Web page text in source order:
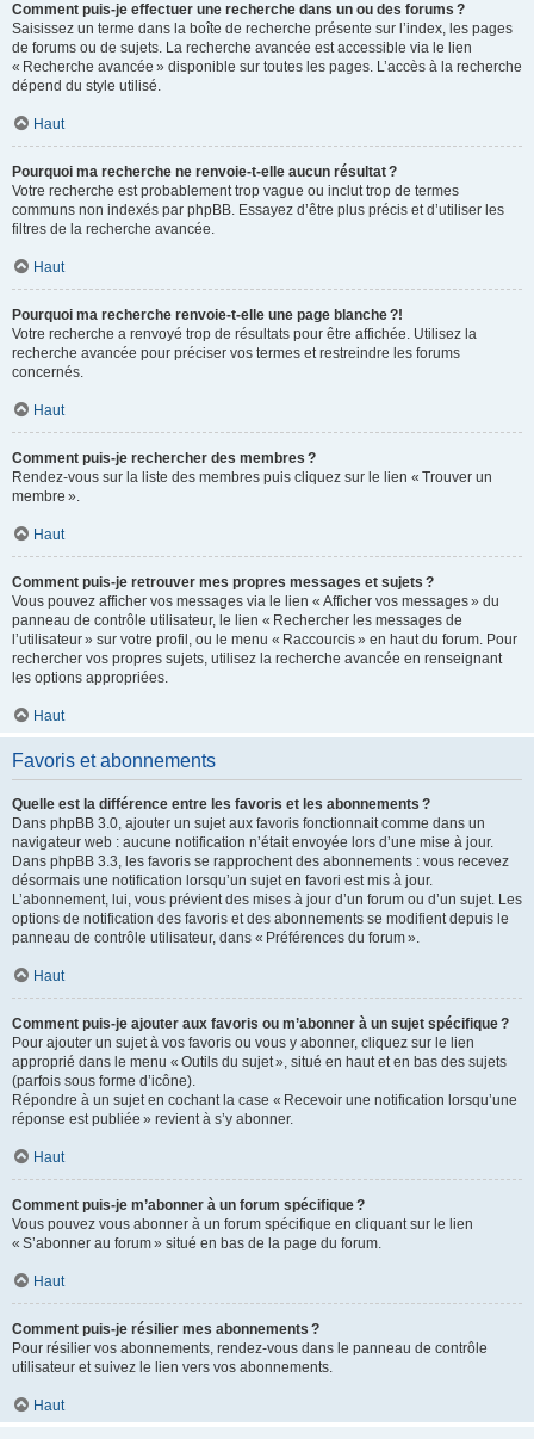
Comment puis-je effectuer une recherche dans un ou des forums ?
Saisissez un terme dans la boîte de recherche présente sur l’index, les pages
de forums ou de sujets. La recherche avancée est accessible via le lien
« Recherche avancée » disponible sur toutes les pages. L’accès à la recherche
dépend du style utilisé.
Haut
Pourquoi ma recherche ne renvoie-t-elle aucun résultat ?
Votre recherche est probablement trop vague ou inclut trop de termes
communs non indexés par phpBB. Essayez d’être plus précis et d’utiliser les
filtres de la recherche avancée.
Haut
Pourquoi ma recherche renvoie-t-elle une page blanche ?!
Votre recherche a renvoyé trop de résultats pour être affichée. Utilisez la
recherche avancée pour préciser vos termes et restreindre les forums
concernés.
Haut
Comment puis-je rechercher des membres ?
Rendez-vous sur la liste des membres puis cliquez sur le lien « Trouver un
membre ».
Haut
Comment puis-je retrouver mes propres messages et sujets ?
Vous pouvez afficher vos messages via le lien « Afficher vos messages » du
panneau de contrôle utilisateur, le lien « Rechercher les messages de
l’utilisateur » sur votre profil, ou le menu « Raccourcis » en haut du forum. Pour
rechercher vos propres sujets, utilisez la recherche avancée en renseignant
les options appropriées.
Haut
Favoris et abonnements
Quelle est la différence entre les favoris et les abonnements ?
Dans phpBB 3.0, ajouter un sujet aux favoris fonctionnait comme dans un
navigateur web : aucune notification n’était envoyée lors d’une mise à jour.
Dans phpBB 3.3, les favoris se rapprochent des abonnements : vous recevez
désormais une notification lorsqu’un sujet en favori est mis à jour.
L’abonnement, lui, vous prévient des mises à jour d’un forum ou d’un sujet. Les
options de notification des favoris et des abonnements se modifient depuis le
panneau de contrôle utilisateur, dans « Préférences du forum ».
Haut
Comment puis-je ajouter aux favoris ou m’abonner à un sujet spécifique ?
Pour ajouter un sujet à vos favoris ou vous y abonner, cliquez sur le lien
approprié dans le menu « Outils du sujet », situé en haut et en bas des sujets
(parfois sous forme d’icône).
Répondre à un sujet en cochant la case « Recevoir une notification lorsqu’une
réponse est publiée » revient à s’y abonner.
Haut
Comment puis-je m’abonner à un forum spécifique ?
Vous pouvez vous abonner à un forum spécifique en cliquant sur le lien
« S’abonner au forum » situé en bas de la page du forum.
Haut
Comment puis-je résilier mes abonnements ?
Pour résilier vos abonnements, rendez-vous dans le panneau de contrôle
utilisateur et suivez le lien vers vos abonnements.
Haut